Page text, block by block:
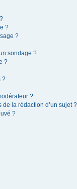
?
?
sondage ?
?
?
?
la rédaction d’un sujet ?
?